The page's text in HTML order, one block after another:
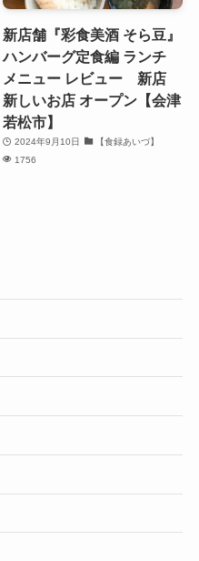
新店舗『彩食美酒 そら豆』
ハンバーグ定食編 ランチ
メニュー レビュー 新店
新しいお店 オープン【会津
若松市】
2024年9月10日
【食録あいづ】
1756